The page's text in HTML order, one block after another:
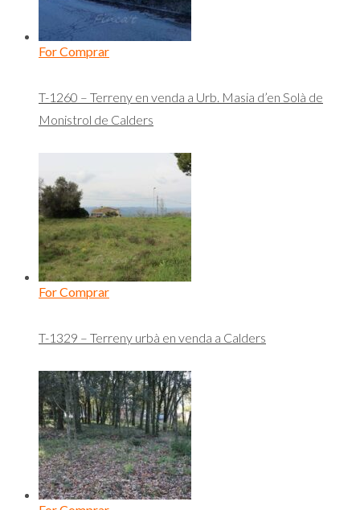
For Comprar
T-1260 – Terreny en venda a Urb. Masia d’en Solà de
Monistrol de Calders
For Comprar
T-1329 – Terreny urbà en venda a Calders